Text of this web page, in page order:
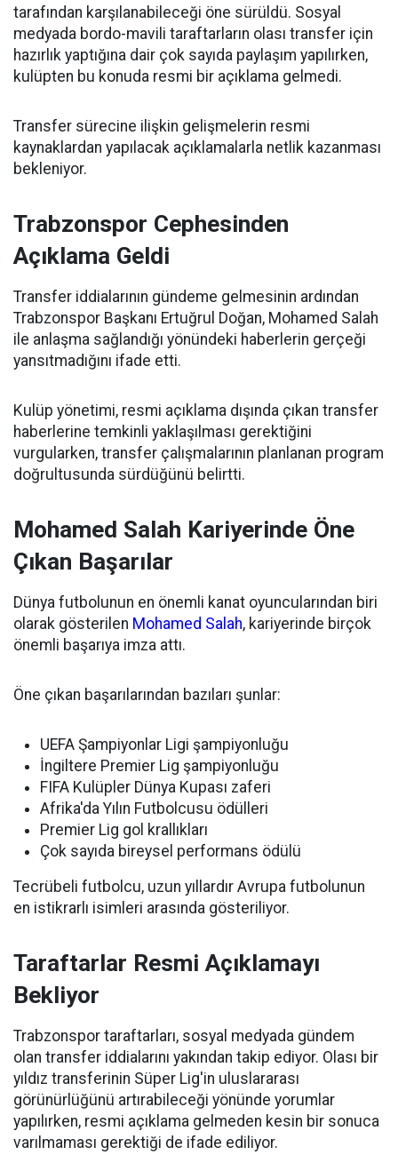
tarafından karşılanabileceği öne sürüldü. Sosyal
medyada bordo-mavili taraftarların olası transfer için
hazırlık yaptığına dair çok sayıda paylaşım yapılırken,
kulüpten bu konuda resmi bir açıklama gelmedi.
Transfer sürecine ilişkin gelişmelerin resmi
kaynaklardan yapılacak açıklamalarla netlik kazanması
bekleniyor.
Trabzonspor Cephesinden
Açıklama Geldi
Transfer iddialarının gündeme gelmesinin ardından
Trabzonspor Başkanı Ertuğrul Doğan, Mohamed Salah
ile anlaşma sağlandığı yönündeki haberlerin gerçeği
yansıtmadığını ifade etti.
Kulüp yönetimi, resmi açıklama dışında çıkan transfer
haberlerine temkinli yaklaşılması gerektiğini
vurgularken, transfer çalışmalarının planlanan program
doğrultusunda sürdüğünü belirtti.
Mohamed Salah Kariyerinde Öne
Çıkan Başarılar
Dünya futbolunun en önemli kanat oyuncularından biri
olarak gösterilen Mohamed Salah, kariyerinde birçok
önemli başarıya imza attı.
Öne çıkan başarılarından bazıları şunlar:
UEFA Şampiyonlar Ligi şampiyonluğu
İngiltere Premier Lig şampiyonluğu
FIFA Kulüpler Dünya Kupası zaferi
Afrika'da Yılın Futbolcusu ödülleri
Premier Lig gol krallıkları
Çok sayıda bireysel performans ödülü
Tecrübeli futbolcu, uzun yıllardır Avrupa futbolunun
en istikrarlı isimleri arasında gösteriliyor.
Taraftarlar Resmi Açıklamayı
Bekliyor
Trabzonspor taraftarları, sosyal medyada gündem
olan transfer iddialarını yakından takip ediyor. Olası bir
yıldız transferinin Süper Lig'in uluslararası
görünürlüğünü artırabileceği yönünde yorumlar
yapılırken, resmi açıklama gelmeden kesin bir sonuca
varılmaması gerektiği de ifade ediliyor.